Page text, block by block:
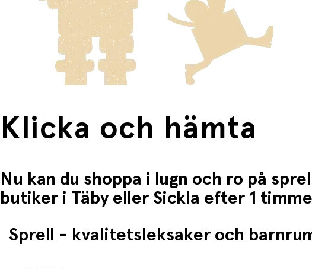
Klicka och hämta
Nu kan du shoppa i lugn och ro på
butiker i Täby eller Sickla efter 1
Sprell - kvalitetsleksaker och